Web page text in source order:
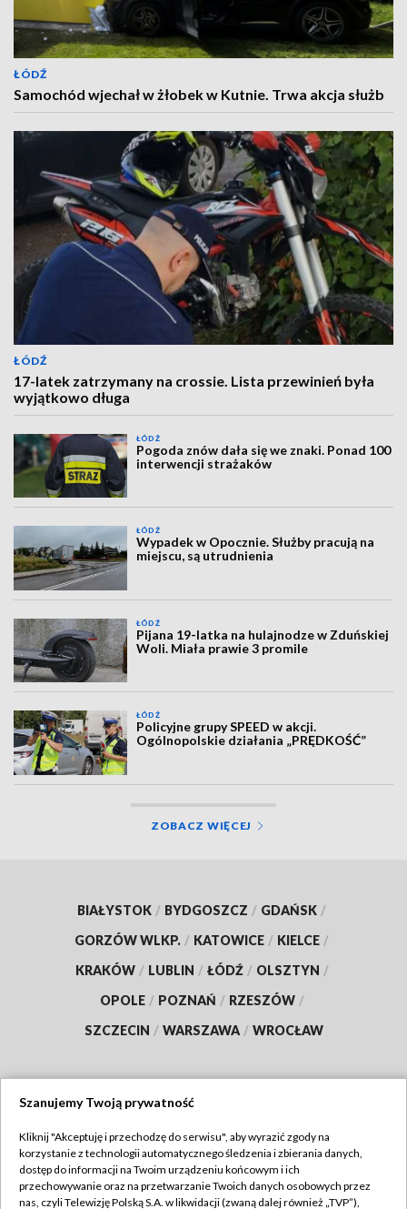
ŁÓDŹ
Samochód wjechał w żłobek w Kutnie. Trwa akcja służb
ŁÓDŹ
17-latek zatrzymany na crossie. Lista przewinień była
wyjątkowo długa
ŁÓDŹ
Pogoda znów dała się we znaki. Ponad 100
interwencji strażaków
ŁÓDŹ
Wypadek w Opocznie. Służby pracują na
miejscu, są utrudnienia
ŁÓDŹ
Pijana 19-latka na hulajnodze w Zduńskiej
Woli. Miała prawie 3 promile
ŁÓDŹ
Policyjne grupy SPEED w akcji.
Ogólnopolskie działania „PRĘDKOŚĆ”
ZOBACZ WIĘCEJ
BIAŁYSTOK / BYDGOSZCZ / GDAŃSK /
GORZÓW WLKP. / KATOWICE / KIELCE /
KRAKÓW / LUBLIN / ŁÓDŹ / OLSZTYN /
OPOLE / POZNAŃ / RZESZÓW /
SZCZECIN / WARSZAWA / WROCŁAW
TVP
Abonament TVP
Regulamin TVP
Szanujemy Twoją prywatność
Kliknij "Akceptuję i przechodzę do serwisu", aby wyrazić zgody na
korzystanie z technologii automatycznego śledzenia i zbierania danych,
dostęp do informacji na Twoim urządzeniu końcowym i ich
przechowywanie oraz na przetwarzanie Twoich danych osobowych przez
nas, czyli Telewizję Polską S.A. w likwidacji (zwaną dalej również „TVP”),